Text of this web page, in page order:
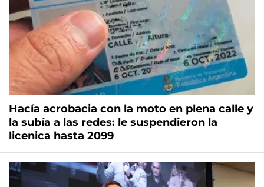
Hacía acrobacia con la moto en plena calle y
la subía a las redes: le suspendieron la
licenica hasta 2099